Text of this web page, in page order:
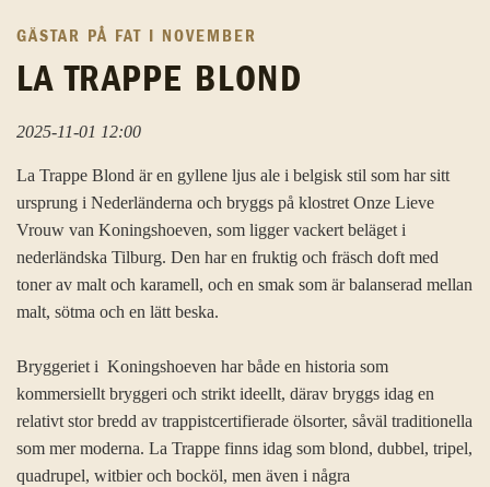
GÄSTAR PÅ FAT I NOVEMBER
LA TRAPPE BLOND
2025-11-01 12:00
La Trappe Blond är en gyllene ljus ale i belgisk stil som har sitt
ursprung i Nederländerna och bryggs på klostret Onze Lieve
Vrouw van Koningshoeven, som ligger vackert beläget i
nederländska Tilburg. Den har en fruktig och fräsch doft med
toner av malt och karamell, och en smak som är balanserad mellan
malt, sötma och en lätt beska.
Bryggeriet i Koningshoeven har både en historia som
kommersiellt bryggeri och strikt ideellt, därav bryggs idag en
relativt stor bredd av trappistcertifierade ölsorter, såväl traditionella
som mer moderna. La Trappe finns idag som blond, dubbel, tripel,
quadrupel, witbier och bocköl, men även i några